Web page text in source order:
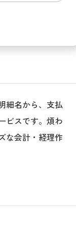
細名から、支払
ビスです。煩わ
な会計・経理作